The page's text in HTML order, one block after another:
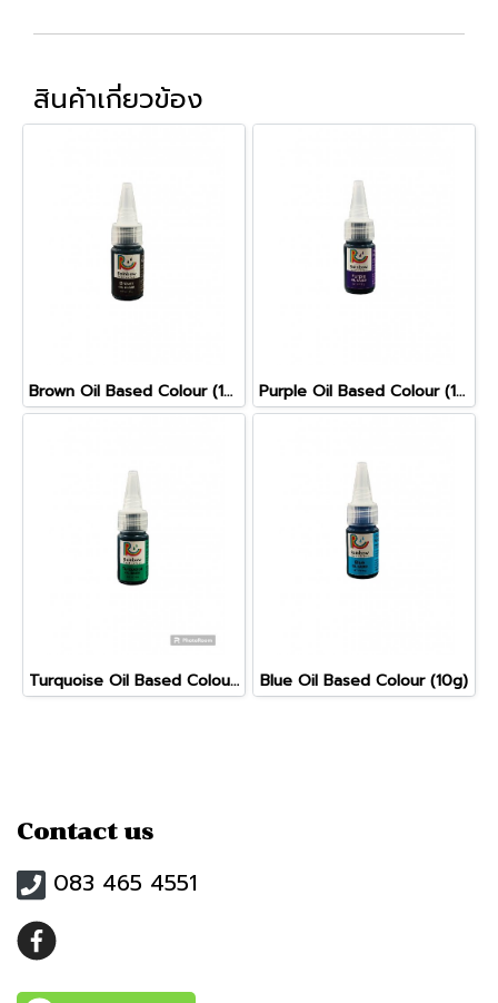
สินค้าเกี่ยวข้อง
Brown Oil Based Colour (10g) Purple Oil Based Colour (10g)
Turquoise Oil Based Colour (10g) Blue Oil Based Colour (10g)
Contact us
083 465 4551